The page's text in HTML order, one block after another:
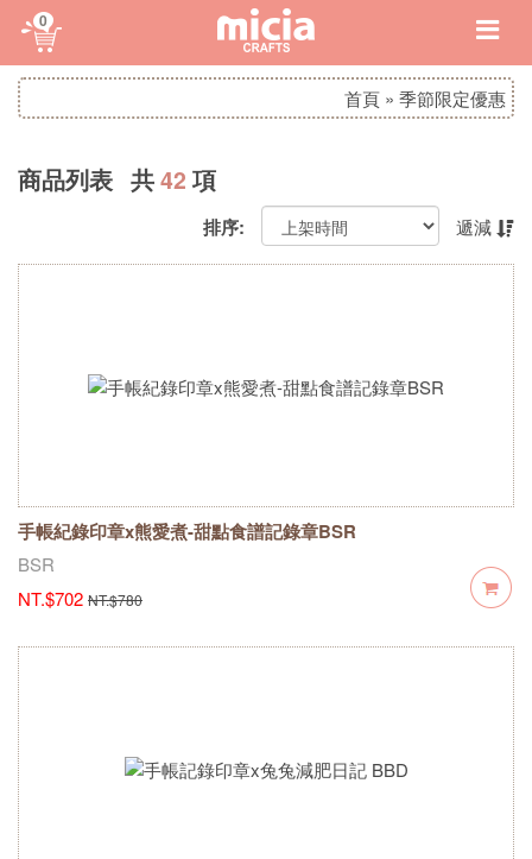
0
首頁 » 季節限定優惠
商品列表 共42 項
排序: 遞減
手帳紀錄印章x熊愛煮-甜點食譜記錄章BSR
BSR
NT.$702 NT.$780